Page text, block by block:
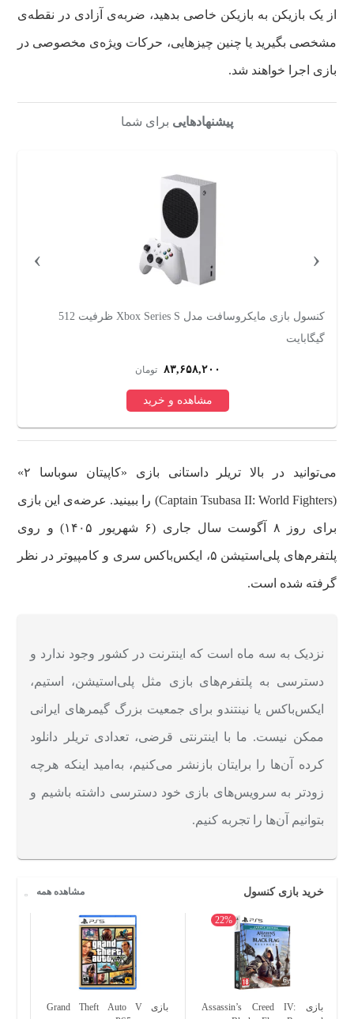
از یک بازیکن به بازیکن خاصی بدهید، ضربه‌ی آزادی در نقطه‌ی
مشخصی بگیرید یا چنین چیزهایی، حرکات ویژه‌ی مخصوصی در
بازی اجرا خواهند شد.
پیشنهادهایی برای شما
کنسول بازی مایکروسافت مدل Xbox Series S ظرفیت 512
گیگابایت
۸۳,۶۵۸,۲۰۰ تومان
مشاهده و خرید
‹
›
می‌توانید در بالا تریلر داستانی بازی «کاپیتان سوباسا ۲»
(Captain Tsubasa II: World Fighters) را ببینید. عرضه‌ی این بازی
برای روز ۸ آگوست سال جاری (۶ شهریور ۱۴۰۵) و روی
پلتفرم‌های پلی‌استیشن ۵، ایکس‌باکس سری و کامپیوتر در نظر
گرفته شده است.
نزدیک به سه ماه است که اینترنت در کشور وجود ندارد و
دسترسی به پلتفرم‌‌های بازی مثل پلی‌استیشن، استیم،
ایکس‌باکس یا نینتندو برای جمعیت بزرگ گیمرهای ایرانی
ممکن نیست. ما با اینترنتی قرضی، تعدادی تریلر دانلود
کرده آن‌ها را برایتان بازنشر می‌کنیم، به‌امید اینکه هرچه
زودتر به سرویس‌های بازی خود دسترسی داشته باشیم و
بتوانیم آن‌ها را تجربه کنیم.
خرید بازی کنسول مشاهده همه
22%
بازی Assassin’s Creed IV:
بازی Grand Theft Auto V